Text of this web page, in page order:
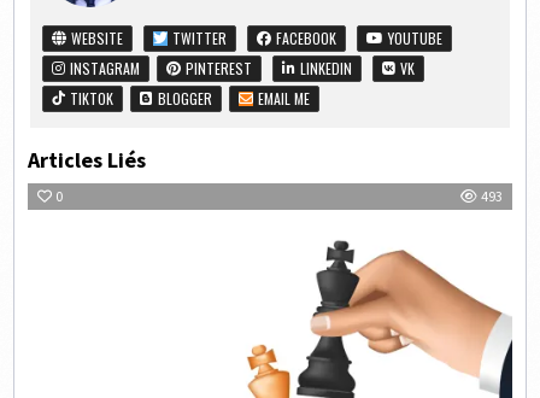
WEBSITE TWITTER FACEBOOK
YOUTUBE
INSTAGRAM
PINTEREST LINKEDIN
VK
TIKTOK
BLOGGER EMAIL ME
Articles Liés
0 493